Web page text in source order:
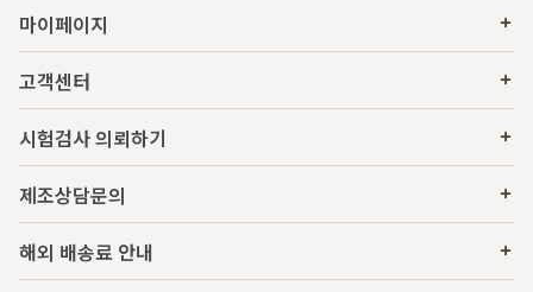
마이페이지
고객센터
시험검사 의뢰하기
제조상담문의
해외 배송료 안내